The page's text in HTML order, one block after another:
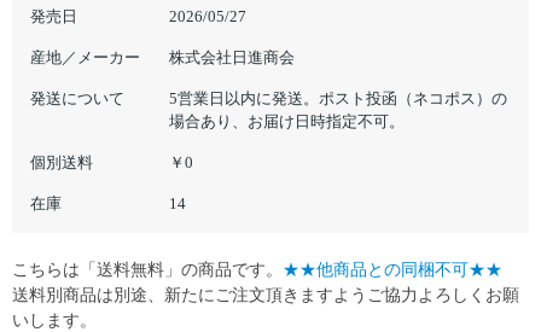
発売日 2026/05/27
産地／メーカー 株式会社日進商会
発送について
5営業日以内に発送。ポスト投函（ネコポス）の
場合あり、お届け日時指定不可。
個別送料 ￥0
在庫 14
こちらは「送料無料」の商品です。 ★★他商品との同梱不可★★
送料別商品は別途、新たにご注文頂きますようご協力よろしくお願
いします。